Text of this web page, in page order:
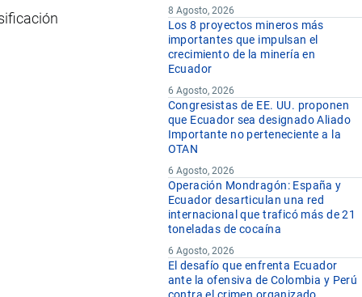
8 Agosto, 2026
Los 8 proyectos mineros más
importantes que impulsan el
crecimiento de la minería en
Ecuador
6 Agosto, 2026
Congresistas de EE. UU. proponen
que Ecuador sea designado Aliado
Importante no perteneciente a la
OTAN
6 Agosto, 2026
Operación Mondragón: España y
Ecuador desarticulan una red
internacional que traficó más de 21
toneladas de cocaína
6 Agosto, 2026
El desafío que enfrenta Ecuador
ante la ofensiva de Colombia y Perú